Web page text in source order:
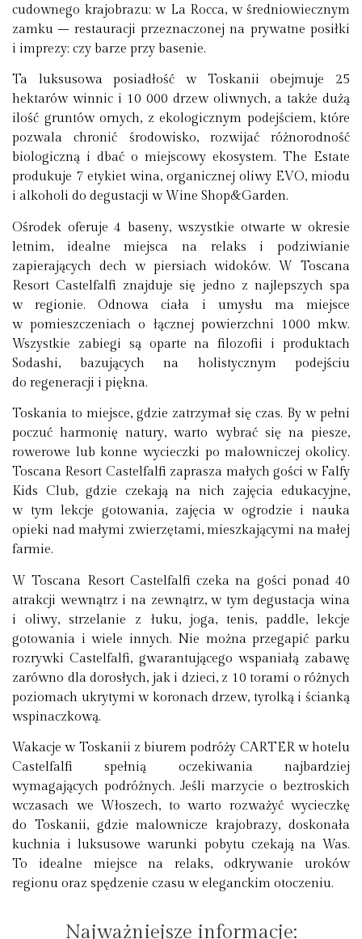
cudownego krajobrazu; w La Rocca, w średniowiecznym
zamku – restauracji przeznaczonej na prywatne posiłki
i imprezy; czy barze przy basenie.
Ta luksusowa posiadłość w Toskanii obejmuje 25
hektarów winnic i 10 000 drzew oliwnych, a także dużą
ilość gruntów ornych, z ekologicznym podejściem, które
pozwala chronić środowisko, rozwijać różnorodność
biologiczną i dbać o miejscowy ekosystem. The Estate
produkuje 7 etykiet wina, organicznej oliwy EVO, miodu
i alkoholi do degustacji w Wine Shop&Garden.
Ośrodek oferuje 4 baseny, wszystkie otwarte w okresie
letnim, idealne miejsca na relaks i podziwianie
zapierających dech w piersiach widoków. W Toscana
Resort Castelfalfi znajduje się jedno z najlepszych spa
w regionie. Odnowa ciała i umysłu ma miejsce
w pomieszczeniach o łącznej powierzchni 1000 mkw.
Wszystkie zabiegi są oparte na filozofii i produktach
Sodashi, bazujących na holistycznym podejściu
do regeneracji i piękna.
Toskania to miejsce, gdzie zatrzymał się czas. By w pełni
poczuć harmonię natury, warto wybrać się na piesze,
rowerowe lub konne wycieczki po malowniczej okolicy.
Toscana Resort Castelfalfi zaprasza małych gości w Falfy
Kids Club, gdzie czekają na nich zajęcia edukacyjne,
w tym lekcje gotowania, zajęcia w ogrodzie i nauka
opieki nad małymi zwierzętami, mieszkającymi na małej
farmie.
W Toscana Resort Castelfalfi czeka na gości ponad 40
atrakcji wewnątrz i na zewnątrz, w tym degustacja wina
i oliwy, strzelanie z łuku, joga, tenis, paddle, lekcje
gotowania i wiele innych. Nie można przegapić parku
rozrywki Castelfalfi, gwarantującego wspaniałą zabawę
zarówno dla dorosłych, jak i dzieci, z 10 torami o różnych
poziomach ukrytymi w koronach drzew, tyrolką i ścianką
wspinaczkową.
Wakacje w Toskanii z biurem podróży CARTER w hotelu
Castelfalfi spełnią oczekiwania najbardziej
wymagających podróżnych. Jeśli marzycie o beztroskich
wczasach we Włoszech, to warto rozważyć wycieczkę
do Toskanii, gdzie malownicze krajobrazy, doskonała
kuchnia i luksusowe warunki pobytu czekają na Was.
To idealne miejsce na relaks, odkrywanie uroków
regionu oraz spędzenie czasu w eleganckim otoczeniu.
Najważniejsze informacje: